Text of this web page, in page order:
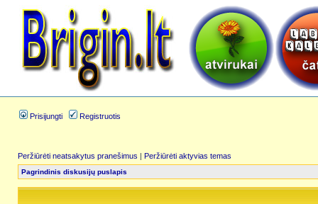
Prisijungti Registruotis
Peržiūrėti neatsakytus pranešimus | Peržiūrėti aktyvias temas
Pagrindinis diskusijų puslapis